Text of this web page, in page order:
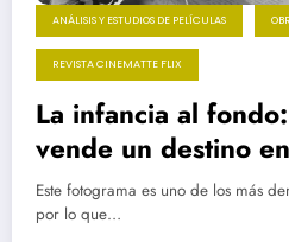
ANÁLISIS Y ESTUDIOS DE PELÍCULAS
REVISTA CINEMATTE FLIX
La infancia al
vende un destino
Kane
Este fotograma es uno de los más
por lo que…